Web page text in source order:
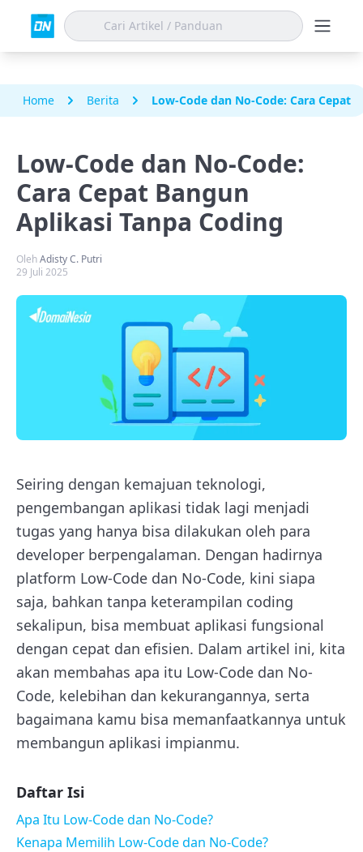
Home Berita Low-Code dan No-Code: Cara Cepat
Low-Code dan No-Code:
Cara Cepat Bangun
Aplikasi Tanpa Coding
OlehAdisty C. Putri
29 Juli 2025
Seiring dengan kemajuan teknologi,
pengembangan aplikasi tidak lagi menjadi
tugas yang hanya bisa dilakukan oleh para
developer berpengalaman. Dengan hadirnya
platform Low-Code dan No-Code, kini siapa
saja, bahkan tanpa keterampilan coding
sekalipun, bisa membuat aplikasi fungsional
dengan cepat dan efisien. Dalam artikel ini, kita
akan membahas apa itu Low-Code dan No-
Code, kelebihan dan kekurangannya, serta
bagaimana kamu bisa memanfaatkannya untuk
membangun aplikasi impianmu.
Daftar Isi
Apa Itu Low-Code dan No-Code?
Kenapa Memilih Low-Code dan No-Code?